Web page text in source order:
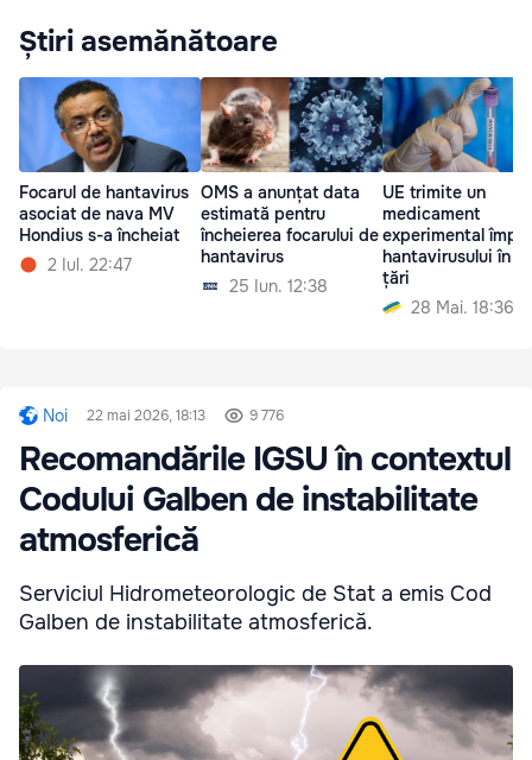
Știri asemănătoare
Focarul de hantavirus
asociat de nava MV
Hondius s-a încheiat
2 Iul. 22:47
OMS a anunțat data
estimată pentru
încheierea focarului de
hantavirus
25 Iun. 12:38
UE trimite un
medicament
experimental
hantavirusului în
țări
28 Mai. 18:36
Noi 22 mai 2026, 18:13 9 776
Recomandările IGSU în contextul
Codului Galben de instabilitate
atmosferică
Serviciul Hidrometeorologic de Stat a emis Cod
Galben de instabilitate atmosferică.